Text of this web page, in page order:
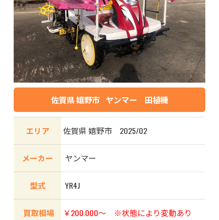
佐賀県 嬉野市 ヤンマー 田植機
エリア 佐賀県 嬉野市 2025/02
メーカー ヤンマー
型式 YR4J
買取相場 ￥200.000〜 ※状態により変動あり